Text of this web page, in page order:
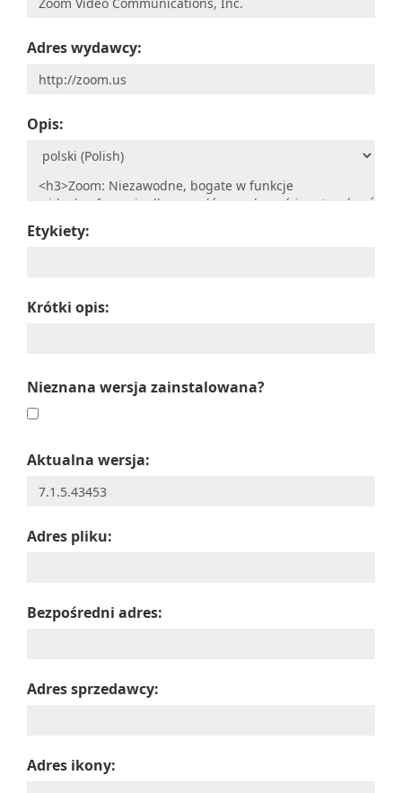
Adres wydawcy:
Opis:
Etykiety:
Krótki opis:
Nieznana wersja zainstalowana?
Aktualna wersja:
Adres pliku:
Bezpośredni adres:
Adres sprzedawcy:
Adres ikony: